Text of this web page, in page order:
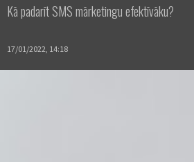
Kā padarīt SMS mārketingu efektīvāku?
17/01/2022, 14:18